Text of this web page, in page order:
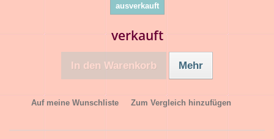
ausverkauft
verkauft
In den Warenkorb Mehr
Auf meine Wunschliste Zum Vergleich hinzufügen